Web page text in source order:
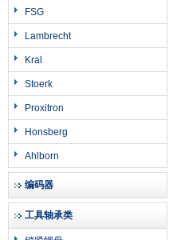
FSG
Lambrecht
Kral
Stoerk
Proxitron
Honsberg
Ahlborn
编码器
工具轴承类